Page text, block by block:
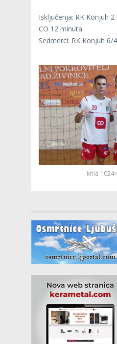
Isključenja: RK Konjuh
CO 12 minuta.
Sedmerci: RK Konjuh 6/
krila-